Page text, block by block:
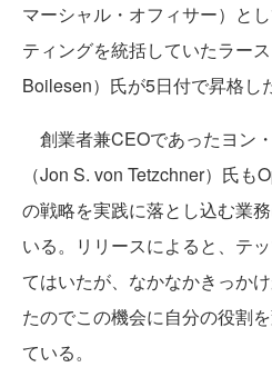
マーシャル・オフィサー）と
ティングを統括していたラー
Boilesen）氏が5日付で昇格し
創業者兼CEOであったヨン
（Jon S. von Tetzchner）氏
の戦略を実践に落とし込む業
いる。リリースによると、テ
てはいたが、なかなかきっか
たのでこの機会に自分の役割
ている。